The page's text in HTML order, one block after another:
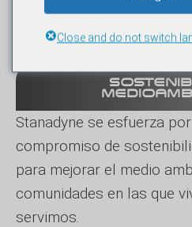
ambiente y a
Stanadyne se esfuerza
compromiso de
para mejorar el medio
comunidades en las que
servimos.
Close and do not switch